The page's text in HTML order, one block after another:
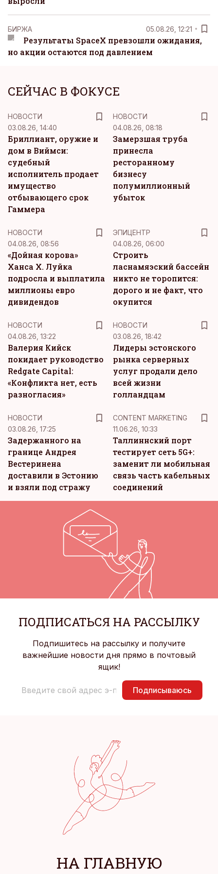
БИРЖА 05.08.26, 12:21
Результаты SpaceX превзошли ожидания,
но акции остаются под давлением
СЕЙЧАС В ФОКУСЕ
НОВОСТИ
03.08.26, 14:40
Бриллиант, оружие и
дом в Виймси:
судебный
исполнитель продает
имущество
отбывающего срок
Гаммера
НОВОСТИ
04.08.26, 08:18
Замерзшая труба
принесла
ресторанному
бизнесу
полумиллионный
убыток
НОВОСТИ
04.08.26, 08:56
«Дойная корова»
Ханса Х. Луйка
подросла и выплатила
миллионы евро
дивидендов
ЭПИЦЕНТР
04.08.26, 06:00
Строить
ласнамяэский бассейн
никто не торопится:
дорого и не факт, что
окупится
НОВОСТИ
04.08.26, 13:22
Валерия Кийск
покидает руководство
Redgate Capital:
«Конфликта нет, есть
разногласия»
НОВОСТИ
03.08.26, 18:42
Лидеры эстонского
рынка серверных
услуг продали дело
всей жизни
голландцам
НОВОСТИ
03.08.26, 17:25
Задержанного на
границе Андрея
Вестеринена
доставили в Эстонию
и взяли под стражу
CONTENT MARKETING
11.06.26, 10:33
Таллиннский порт
тестирует сеть 5G+:
заменит ли мобильная
связь часть кабельных
соединений
ПОДПИСАТЬСЯ НА РАССЫЛКУ
Подпишитесь на рассылку и получите
важнейшие новости дня прямо в почтовый
ящик!
Подписываюсь
НА ГЛАВНУЮ